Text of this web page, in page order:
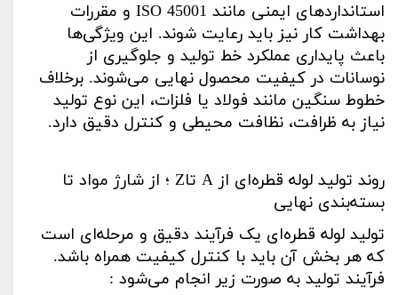
استانداردهای ایمنی مانند ISO 45001 و مقررات
بهداشت کار نیز باید رعایت شوند. این ویژگی‌ها
باعث پایداری عملکرد خط تولید و جلوگیری از
نوسانات در کیفیت محصول نهایی می‌شوند. برخلاف
خطوط سنگین مانند فولاد یا فلزات، این نوع تولید
نیاز به ظرافت، نظافت محیطی و کنترل دقیق دارد.
روند تولید لوله قطره‌ای از A تاZ ؛ از شارژ مواد تا
بسته‌بندی نهایی
تولید لوله قطره‌ای یک فرآیند دقیق و مرحله‌ای است
که هر بخش آن باید با کنترل کیفیت همراه باشد.
فرآیند تولید به صورت زیر انجام می‌شود :